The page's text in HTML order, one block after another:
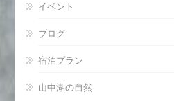
イベント
ブログ
宿泊プラン
山中湖の自然